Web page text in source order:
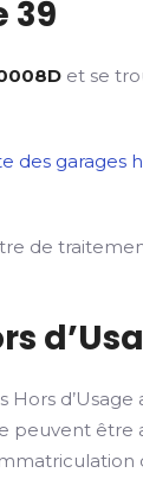
39
et se
des garages
de
d’Usage
peuvent être